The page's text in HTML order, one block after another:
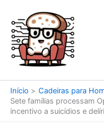
conteúdo
Início
Cadeiras para
Sete famílias processam
incentivo a suicídios e